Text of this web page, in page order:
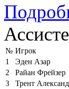
№ Игрок
1
Эден Азар
2
Райан Фрейзер
3
Трент